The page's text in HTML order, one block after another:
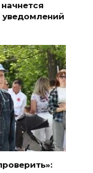
уведомлений